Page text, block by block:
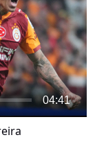
04:41